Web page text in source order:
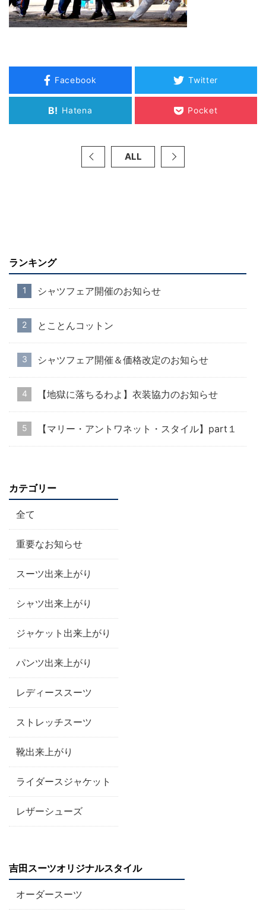
Facebook Twitter
B! Hatena Pocket
ALL
ランキング
シャツフェア開催のお知らせ
とことんコットン
シャツフェア開催＆価格改定のお知らせ
【地獄に落ちるわよ】衣装協力のお知らせ
【マリー・アントワネット・スタイル】part１
カテゴリー
全て
重要なお知らせ
スーツ出来上がり
シャツ出来上がり
ジャケット出来上がり
パンツ出来上がり
レディーススーツ
ストレッチスーツ
靴出来上がり
ライダースジャケット
レザーシューズ
吉田スーツオリジナルスタイル
オーダースーツ